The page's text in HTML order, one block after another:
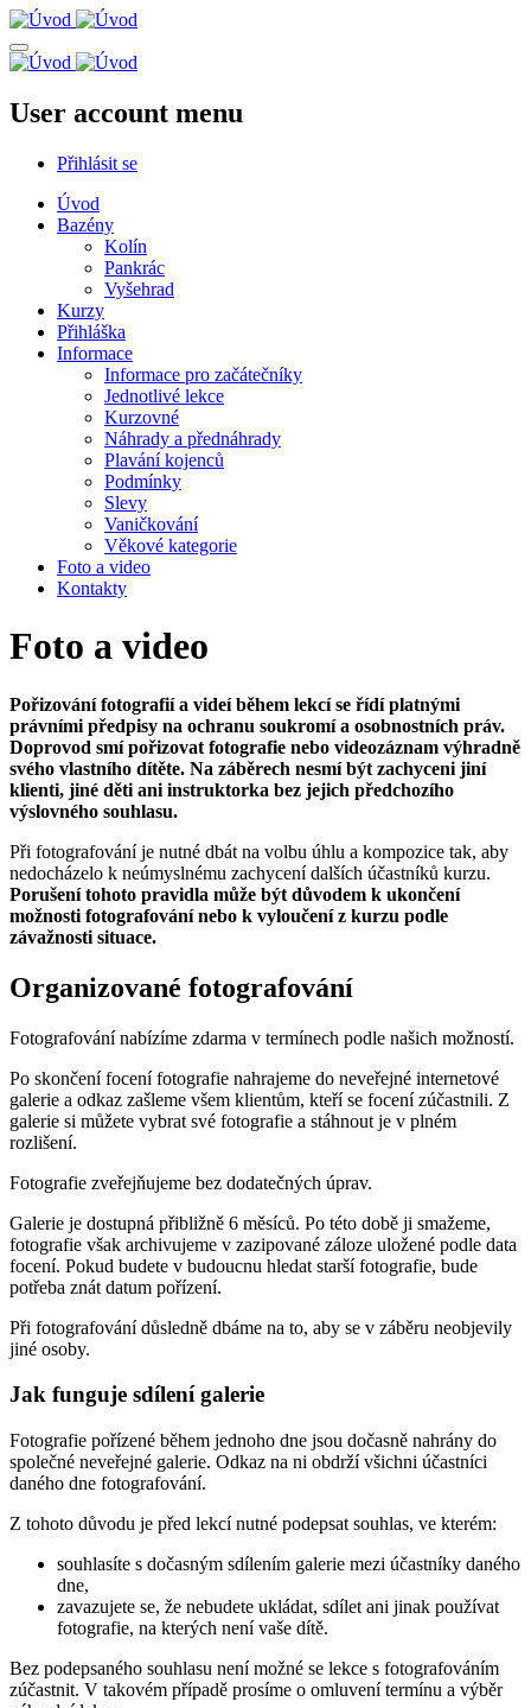
Přejít
k
hlavnímu
User account menu
Přihlásit se
Úvod
Bazény
Kolín
Pankrác
Vyšehrad
Kurzy
Přihláška
Informace
Informace pro začátečníky
Jednotlivé lekce
Kurzovné
Náhrady a přednáhrady
Plavání kojenců
Podmínky
Slevy
Vaničkování
Věkové kategorie
Foto a video
Kontakty
Foto a video
Pořizování fotografií a videí během lekcí se řídí platnými
právními předpisy na ochranu soukromí a osobnostních práv.
Doprovod smí pořizovat fotografie nebo videozáznam výhradně
svého vlastního dítěte. Na záběrech nesmí být zachyceni jiní
klienti, jiné děti ani instruktorka bez jejich předchozího
výslovného souhlasu.
Při fotografování je nutné dbát na volbu úhlu a kompozice tak, aby
nedocházelo k neúmyslnému zachycení dalších účastníků kurzu.
Porušení tohoto pravidla může být důvodem k ukončení
možnosti fotografování nebo k vyloučení z kurzu podle
závažnosti situace.
Organizované fotografování
Fotografování nabízíme zdarma v termínech podle našich možností.
Po skončení focení fotografie nahrajeme do neveřejné internetové
galerie a odkaz zašleme všem klientům, kteří se focení zúčastnili. Z
galerie si můžete vybrat své fotografie a stáhnout je v plném
rozlišení.
Fotografie zveřejňujeme bez dodatečných úprav.
Galerie je dostupná přibližně 6 měsíců. Po této době ji smažeme,
fotografie však archivujeme v zazipované záloze uložené podle data
focení. Pokud budete v budoucnu hledat starší fotografie, bude
potřeba znát datum pořízení.
Při fotografování důsledně dbáme na to, aby se v záběru neobjevily
jiné osoby.
Jak funguje sdílení galerie
Fotografie pořízené během jednoho dne jsou dočasně nahrány do
společné neveřejné galerie. Odkaz na ni obdrží všichni účastníci
daného dne fotografování.
Z tohoto důvodu je před lekcí nutné podepsat souhlas, ve kterém:
souhlasíte s dočasným sdílením galerie mezi účastníky daného
dne,
zavazujete se, že nebudete ukládat, sdílet ani jinak používat
fotografie, na kterých není vaše dítě.
Bez podepsaného souhlasu není možné se lekce s fotografováním
zúčastnit. V takovém případě prosíme o omluvení termínu a výběr